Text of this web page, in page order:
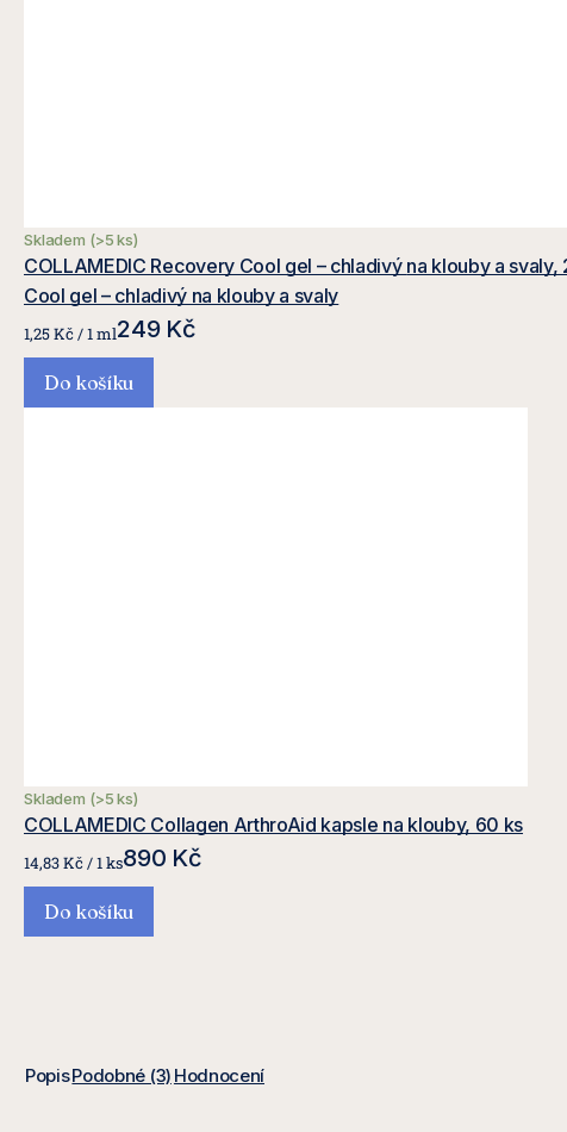
COLLAMEDIC Recovery Cool gel – chladivý na
Cool gel – chladivý na klouby a svaly
Skladem (>5 ks)
249 Kč
Měrná
cena:
1,25 Kč / 1 ml
Do košíku
COLLAMEDIC Collagen ArthroAid kapsle na klouby, 60 ks
Skladem (>5 ks)
890 Kč
Měrná
cena:
14,83 Kč / 1 ks
Do košíku
PopisPodobné (3) Hodnocení